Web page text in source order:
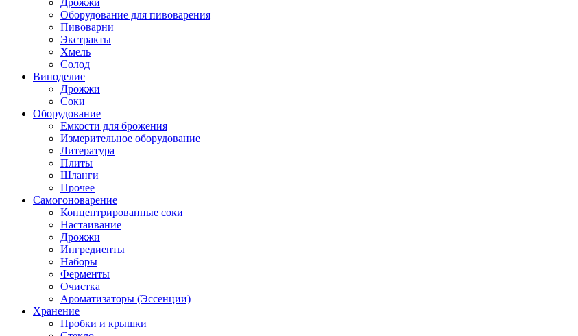
Дрожжи
Оборудование для пивоварения
Пивоварни
Экстракты
Хмель
Солод
Виноделие
Дрожжи
Соки
Оборудование
Емкости для брожения
Измерительное оборудование
Литература
Плиты
Шланги
Прочее
Самогоноварение
Концентрированные соки
Настаивание
Дрожжи
Ингредиенты
Наборы
Ферменты
Очистка
Ароматизаторы (Эссенции)
Хранение
Пробки и крышки